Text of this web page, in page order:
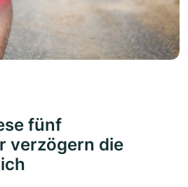
fünf
verzögern die